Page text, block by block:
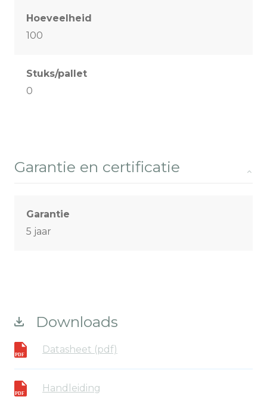
Hoeveelheid
100
Stuks/pallet
0
Garantie en certificatie
Garantie
5 jaar
Downloads
Datasheet (pdf)
Handleiding